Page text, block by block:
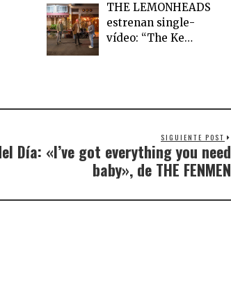
THE LEMONHEADS
estrenan single-
vídeo: “The Ke…
SIGUIENTE POST
Día: «I’ve got everything you need
baby», de THE FENMEN